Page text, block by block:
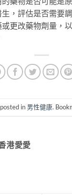
，評估是否需要
更改藥物劑量，
in 男性健康.
港愛愛